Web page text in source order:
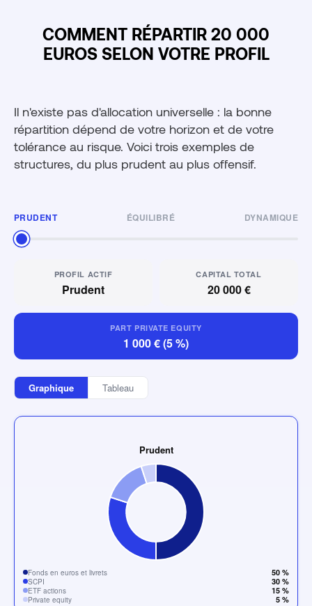
COMMENT RÉPARTIR 20 000
EUROS SELON VOTRE PROFIL
Il n'existe pas d'allocation universelle : la bonne
répartition dépend de votre horizon et de votre
tolérance au risque. Voici trois exemples de
structures, du plus prudent au plus offensif.
PRUDENT ÉQUILIBRÉ DYNAMIQUE
PROFIL ACTIF
Prudent
CAPITAL TOTAL
20 000 €
PART PRIVATE EQUITY
1 000 € (5 %)
Graphique Tableau
Prudent
Fonds en euros et livrets 50 %
SCPI 30 %
ETF actions 15 %
Private equity 5 %